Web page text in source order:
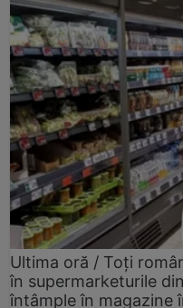
Ultima oră / Toți
în supermarketurile
întâmple în magazine